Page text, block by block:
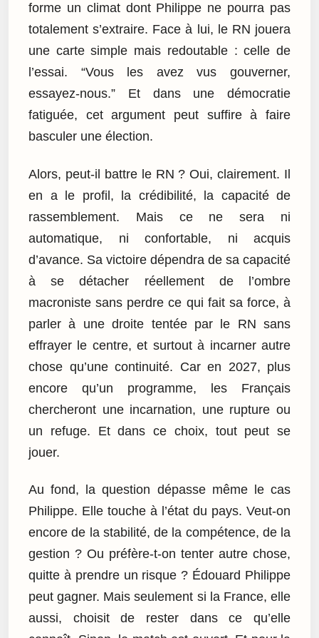
forme un climat dont Philippe ne pourra pas
totalement s’extraire. Face à lui, le RN jouera
une carte simple mais redoutable : celle de
l’essai. “Vous les avez vus gouverner,
essayez-nous.” Et dans une démocratie
fatiguée, cet argument peut suffire à faire
basculer une élection.
Alors, peut-il battre le RN ? Oui, clairement. Il
en a le profil, la crédibilité, la capacité de
rassemblement. Mais ce ne sera ni
automatique, ni confortable, ni acquis
d’avance. Sa victoire dépendra de sa capacité
à se détacher réellement de l’ombre
macroniste sans perdre ce qui fait sa force, à
parler à une droite tentée par le RN sans
effrayer le centre, et surtout à incarner autre
chose qu’une continuité. Car en 2027, plus
encore qu’un programme, les Français
chercheront une incarnation, une rupture ou
un refuge. Et dans ce choix, tout peut se
jouer.
Au fond, la question dépasse même le cas
Philippe. Elle touche à l’état du pays. Veut-on
encore de la stabilité, de la compétence, de la
gestion ? Ou préfère-t-on tenter autre chose,
quitte à prendre un risque ? Édouard Philippe
peut gagner. Mais seulement si la France, elle
aussi, choisit de rester dans ce qu’elle